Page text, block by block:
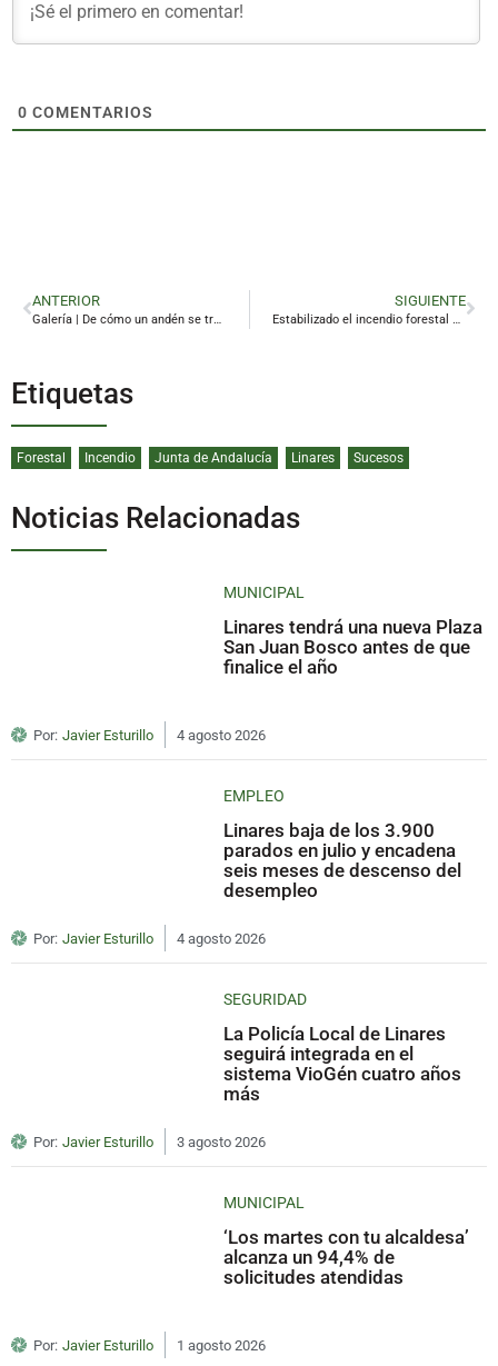
0 COMENTARIOS
ANTERIOR
Galería | De cómo un andén se transforma en espacio expansivo de la música
SIGUIENTE
Estabilizado el incendio forestal declarado en Linares
Etiquetas
Forestal Incendio Junta de Andalucía Linares Sucesos
Noticias Relacionadas
MUNICIPAL
Linares tendrá una nueva Plaza
San Juan Bosco antes de que
finalice el año
Por: Javier Esturillo 4 agosto 2026
EMPLEO
Linares baja de los 3.900
parados en julio y encadena
seis meses de descenso del
desempleo
Por: Javier Esturillo 4 agosto 2026
SEGURIDAD
La Policía Local de Linares
seguirá integrada en el
sistema VioGén cuatro años
más
Por: Javier Esturillo 3 agosto 2026
MUNICIPAL
‘Los martes con tu alcaldesa’
alcanza un 94,4% de
solicitudes atendidas
Por: Javier Esturillo 1 agosto 2026